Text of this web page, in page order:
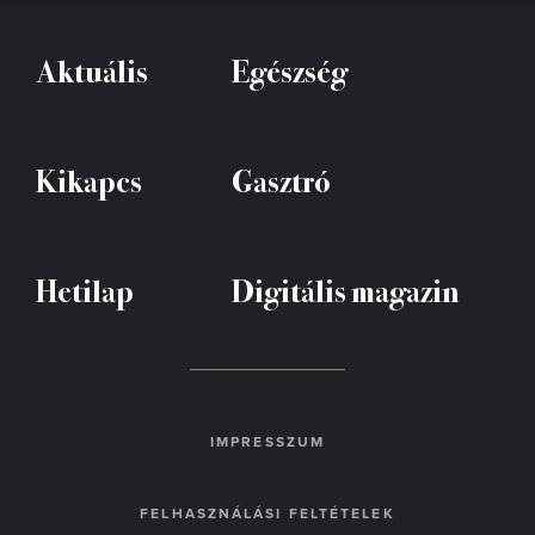
Aktuális Egészség
Kikapcs Gasztró
Hetilap Digitális magazin
IMPRESSZUM
FELHASZNÁLÁSI FELTÉTELEK